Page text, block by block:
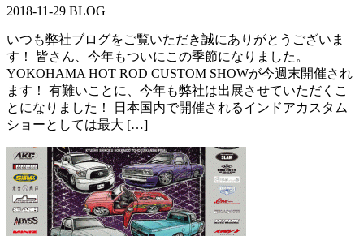
2018-11-29 BLOG
いつも弊社ブログをご覧いただき誠にありがとうございま
す！ 皆さん、今年もついにこの季節になりました。
YOKOHAMA HOT ROD CUSTOM SHOWが今週末開催され
ます！ 有難いことに、今年も弊社は出展させていただくこ
とになりました！ 日本国内で開催されるインドアカスタム
ショーとしては最大 […]